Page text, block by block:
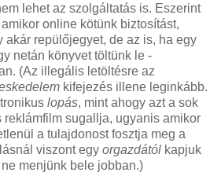
lehet az szolgáltatás is. Eszerint
online kötünk biztosítást,
akár repülőjegyet, de az is, ha egy
netán könyvet töltünk le -
(Az illegális letöltésre az
kifejezés illene leginkább.
lopás, mint ahogy azt a sok
reklámfilm sugallja, ugyanis amikor
a tulajdonost fosztja meg a
viszont egy orgazdától kapjuk
menjünk bele jobban.)